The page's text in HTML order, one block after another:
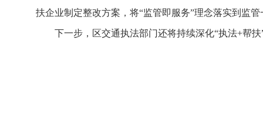
扶企业制定整改方案，将“监管即服务”理念落实到监
下一步，区交通执法部门还将持续深化“执法+帮